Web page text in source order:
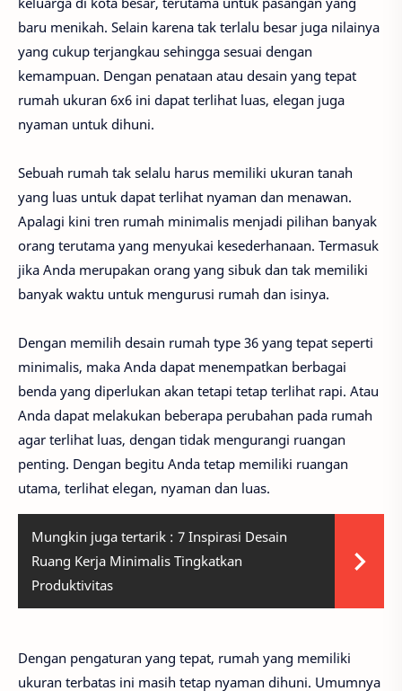
baru menikah. Selain karena tak terlalu besar juga nilainya
yang cukup terjangkau sehingga sesuai dengan
kemampuan. Dengan penataan atau desain yang tepat
rumah ukuran 6x6 ini dapat terlihat luas, elegan juga
nyaman untuk dihuni.
Sebuah rumah tak selalu harus memiliki ukuran tanah
yang luas untuk dapat terlihat nyaman dan menawan.
Apalagi kini tren rumah minimalis menjadi pilihan banyak
orang terutama yang menyukai kesederhanaan. Termasuk
jika Anda merupakan orang yang sibuk dan tak memiliki
banyak waktu untuk mengurusi rumah dan isinya.
Dengan memilih desain rumah type 36 yang tepat seperti
minimalis, maka Anda dapat menempatkan berbagai
benda yang diperlukan akan tetapi tetap terlihat rapi. Atau
Anda dapat melakukan beberapa perubahan pada rumah
agar terlihat luas, dengan tidak mengurangi ruangan
penting. Dengan begitu Anda tetap memiliki ruangan
utama, terlihat elegan, nyaman dan luas.
Mungkin juga tertarik : 7 Inspirasi Desain
Ruang Kerja Minimalis Tingkatkan
Produktivitas
Dengan pengaturan yang tepat, rumah yang memiliki
ukuran terbatas ini masih tetap nyaman dihuni. Umumnya